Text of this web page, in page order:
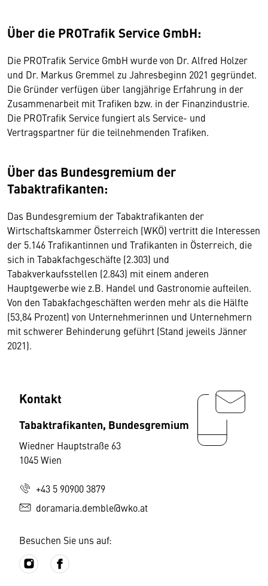
Über die PROTrafik Service GmbH:
Die PROTrafik Service GmbH wurde von Dr. Alfred Holzer
und Dr. Markus Gremmel zu Jahresbeginn 2021 gegründet.
Die Gründer verfügen über langjährige Erfahrung in der
Zusammenarbeit mit Trafiken bzw. in der Finanzindustrie.
Die PROTrafik Service fungiert als Service- und
Vertragspartner für die teilnehmenden Trafiken.
Über das Bundesgremium der
Tabaktrafikanten:
Das Bundesgremium der Tabaktrafikanten der
Wirtschaftskammer Österreich (WKÖ) vertritt die Interessen
der 5.146 Trafikantinnen und Trafikanten in Österreich, die
sich in Tabakfachgeschäfte (2.303) und
Tabakverkaufsstellen (2.843) mit einem anderen
Hauptgewerbe wie z.B. Handel und Gastronomie aufteilen.
Von den Tabakfachgeschäften werden mehr als die Hälfte
(53,84 Prozent) von Unternehmerinnen und Unternehmern
mit schwerer Behinderung geführt (Stand jeweils Jänner
2021).
Kontakt
Tabaktrafikanten, Bundesgremium
Wiedner Hauptstraße 63
1045 Wien
+43 5 90900 3879
doramaria.demble@wko.at
Besuchen Sie uns auf: